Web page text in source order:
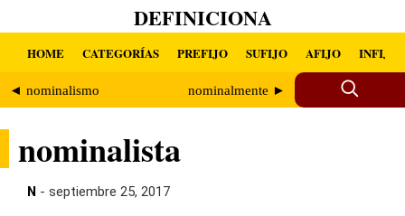
DEFINICIONA
HOME CATEGORÍAS PREFIJO SUFIJO AFIJO INFIJO
◄ nominalismo nominalmente ►
nominalista
N - septiembre 25, 2017